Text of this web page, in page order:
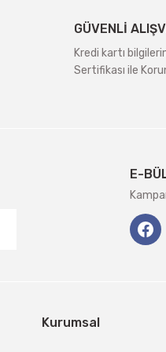
GÜVENLİ
Kredi kartı
Sertifikası ile
E-
Kurumsal